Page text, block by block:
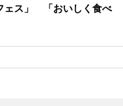
ェス」 「おいしく食べ